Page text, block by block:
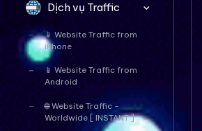
Dịch vụ Traffic
📱 Website Traffic from
iPhone
📱 Website Traffic from
Android
🌐 Website Traffic -
Worldwide [ INSTANT ]